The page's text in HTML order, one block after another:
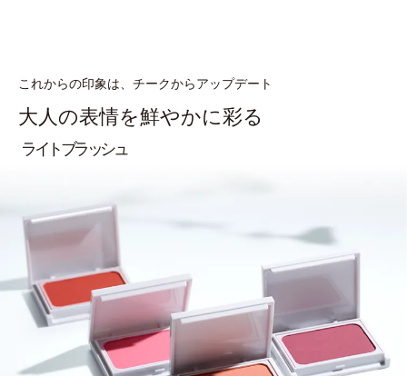
これからの印象は、チークからアップデート
大人の表情を鮮やかに彩る
ライトブラッシュ